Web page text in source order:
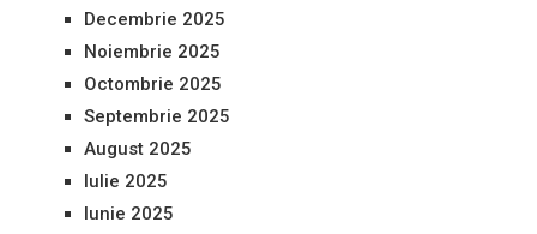
Decembrie 2025
Noiembrie 2025
Octombrie 2025
Septembrie 2025
August 2025
Iulie 2025
Iunie 2025